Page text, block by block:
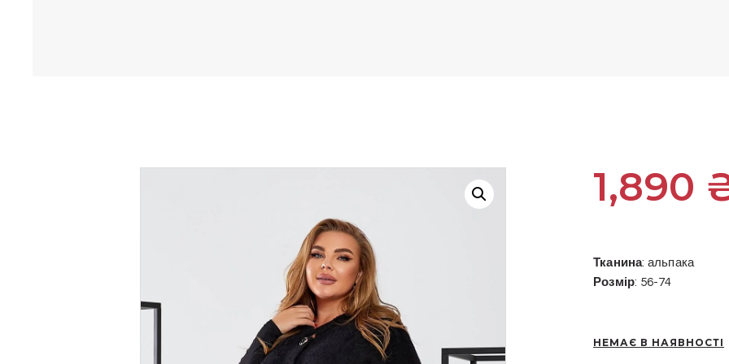
1,890
Тканина: альпака
Розмір: 56-74
НЕМАЄ В НАЯВНОСТІ